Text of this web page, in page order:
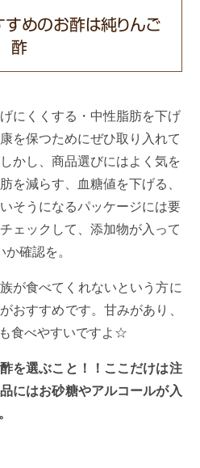
めのお酢は純りんご
酢
にくくする・中性脂肪を下げ
を保つためにぜひ取り入れて
かし、商品選びにはよく気を
を減らす、血糖値を下げる、
そうになるパッケージには要
ェックして、添加物が入って
確認を。
が食べてくれないという方に
おすすめです。甘みがあり、
食べやすいですよ☆
を選ぶこと！！ここだけは注
にはお砂糖やアルコールが入